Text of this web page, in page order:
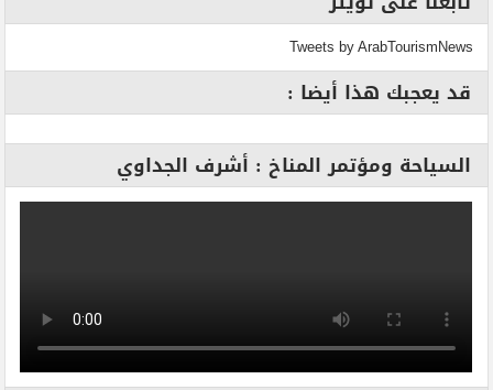
Tweets by ArabTourismNews
قد يعجبك هذا أيضا :
السياحة ومؤتمر المناخ : أشرف الجداوي